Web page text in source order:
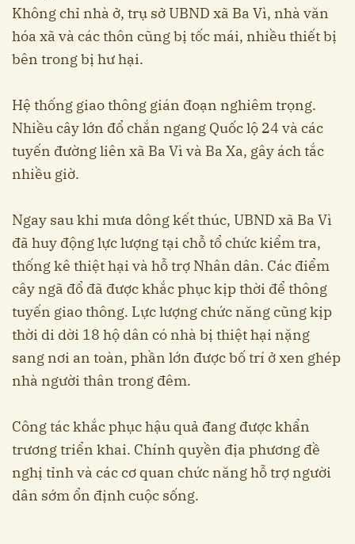
Không chỉ nhà ở, trụ sở UBND xã Ba Vì, nhà văn
hóa xã và các thôn cũng bị tốc mái, nhiều thiết bị
bên trong bị hư hại.
Hệ thống giao thông gián đoạn nghiêm trọng.
Nhiều cây lớn đổ chắn ngang Quốc lộ 24 và các
tuyến đường liên xã Ba Vì và Ba Xa, gây ách tắc
nhiều giờ.
Ngay sau khi mưa dông kết thúc, UBND xã Ba Vì
đã huy động lực lượng tại chỗ tổ chức kiểm tra,
thống kê thiệt hại và hỗ trợ Nhân dân. Các điểm
cây ngã đổ đã được khắc phục kịp thời để thông
tuyến giao thông. Lực lượng chức năng cũng kịp
thời di dời 18 hộ dân có nhà bị thiệt hại nặng
sang nơi an toàn, phần lớn được bố trí ở xen ghép
nhà người thân trong đêm.
Công tác khắc phục hậu quả đang được khẩn
trương triển khai. Chính quyền địa phương đề
nghị tỉnh và các cơ quan chức năng hỗ trợ người
dân sớm ổn định cuộc sống.